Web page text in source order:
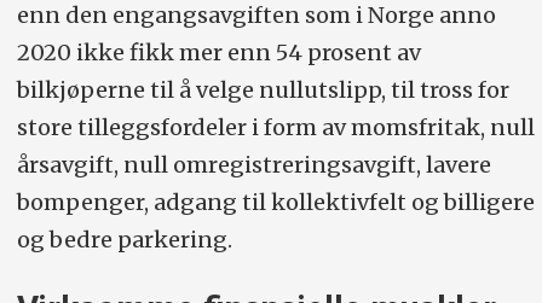
enn den engangsavgiften som i Norge anno
2020 ikke fikk mer enn 54 prosent av
bilkjøperne til å velge nullutslipp, til tross for
store tilleggsfordeler i form av momsfritak, null
årsavgift, null omregistreringsavgift, lavere
bompenger, adgang til kollektivfelt og billigere
og bedre parkering.